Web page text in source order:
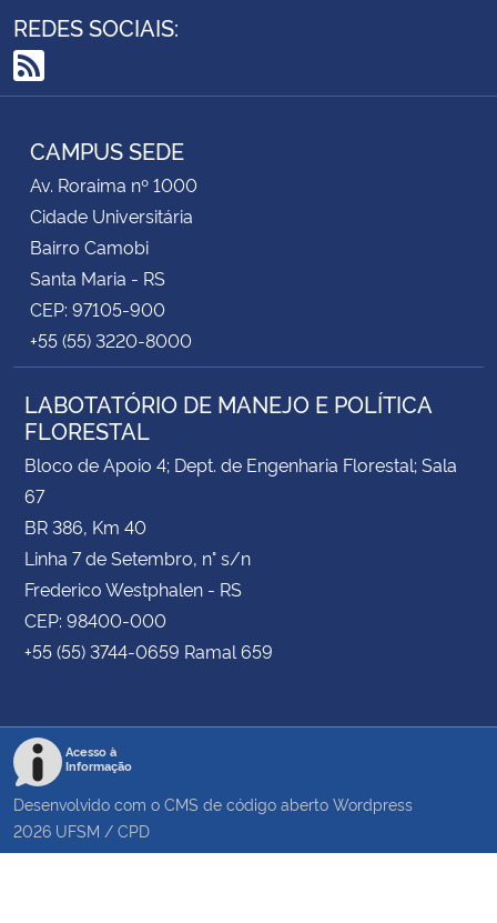
REDES SOCIAIS:
RSS
CAMPUS SEDE
Av. Roraima nº 1000
Cidade Universitária
Bairro Camobi
Santa Maria - RS
CEP: 97105-900
+55 (55) 3220-8000
LABOTATÓRIO DE MANEJO E POLÍTICA
FLORESTAL
Bloco de Apoio 4; Dept. de Engenharia Florestal; Sala
67
BR 386, Km 40
Linha 7 de Setembro, n° s/n
Frederico Westphalen - RS
CEP: 98400-000
+55 (55) 3744-0659 Ramal 659
Acesso à
Informação
Desenvolvido com o CMS de código aberto Wordpress
2026 UFSM / CPD